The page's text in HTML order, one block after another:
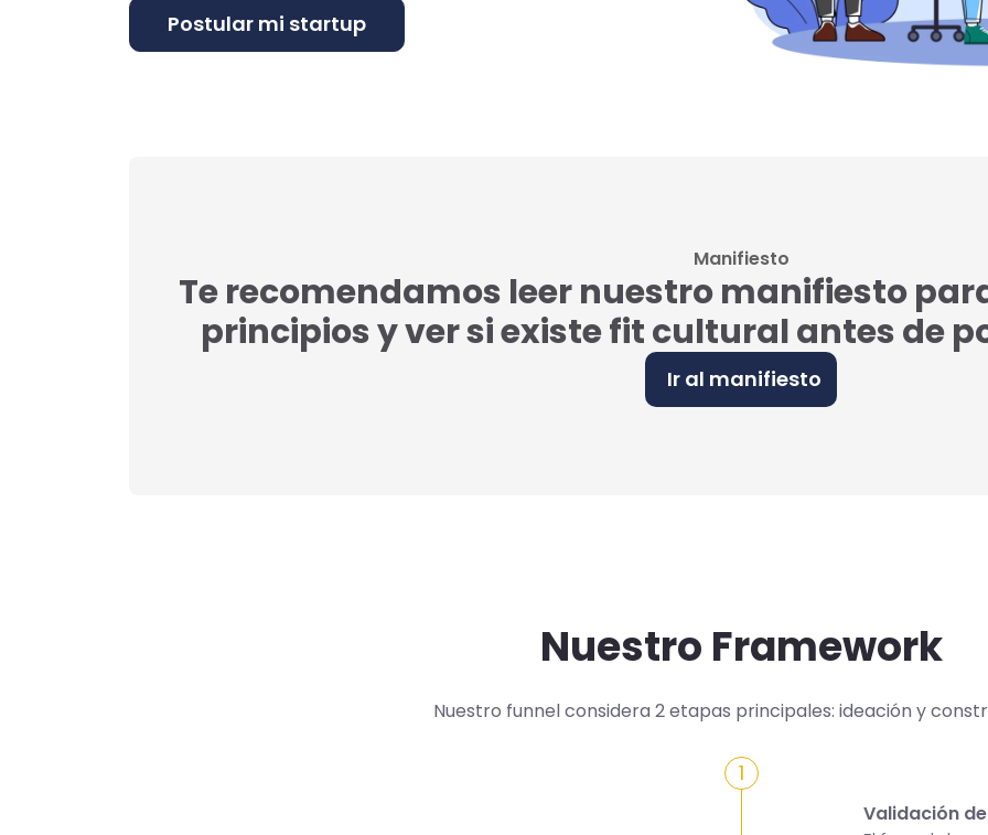
Manifiesto
Te recomendamos leer nuestro manifiesto
principios y ver si existe fit cultural antes de
Ir al manifiesto
Nuestro Framework
Nuestro funnel considera 2 etapas principales: ideación y
1
Validación